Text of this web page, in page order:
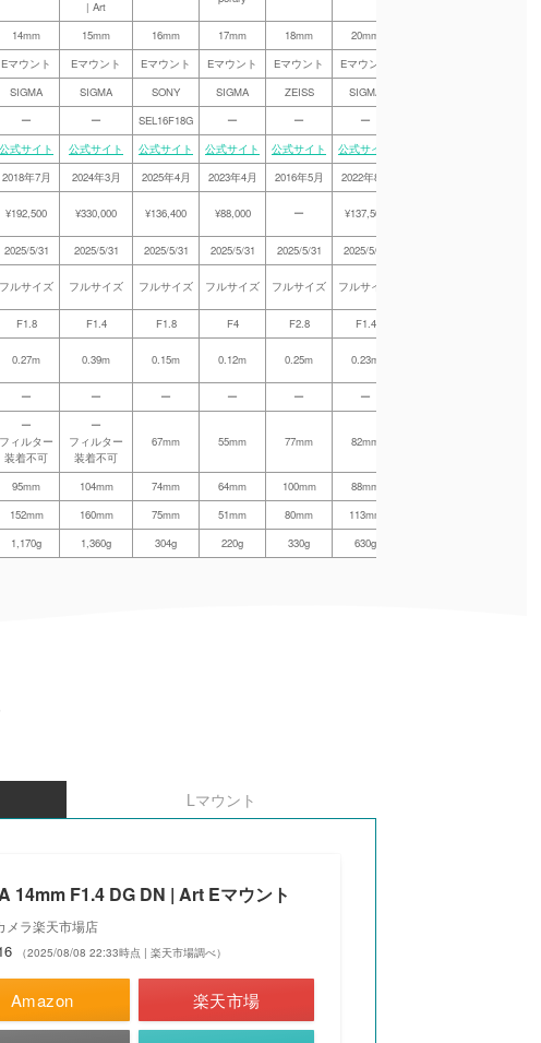
| Art
14mm 15mm 16mm 17mm 18mm 20mm
Eマウント Eマウント Eマウント Eマウント Eマウント Eマウント
SIGMA SIGMA SONY SIGMA ZEISS SIGMA
ー ー SEL16F18G ー ー ー
公式サイト 公式サイト 公式サイト 公式サイト 公式サイト 公式サイト
2018年7月 2024年3月 2025年4月 2023年4月 2016年5月 2022年8月
¥192,500 ¥330,000 ¥136,400 ¥88,000 ー ¥137,500
2025/5/31 2025/5/31 2025/5/31 2025/5/31 2025/5/31 2025/5/31
フルサイズ フルサイズ フルサイズ フルサイズ フルサイズ フルサイズ
F1.8 F1.4 F1.8 F4 F2.8 F1.4
0.27m 0.39m 0.15m 0.12m 0.25m 0.23m
ー ー ー ー ー ー
ー
フィルター
装着不可
ー
フィルター
装着不可
67mm 55mm 77mm 82mm
95mm 104mm 74mm 64mm 100mm 88mm
152mm 160mm 75mm 51mm 80mm 113mm
1,170g 1,360g 304g 220g 330g 630g
Lマウント
14mm F1.4 DG DN | Art Eマウント
メラ楽天市場店
（2025/08/08 22:33時点 | 楽天市場調べ）
Amazon 楽天市場